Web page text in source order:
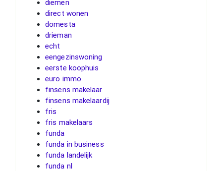
diemen
direct wonen
domesta
drieman
echt
eengezinswoning
eerste koophuis
euro immo
finsens makelaar
finsens makelaardij
fris
fris makelaars
funda
funda in business
funda landelijk
funda nl